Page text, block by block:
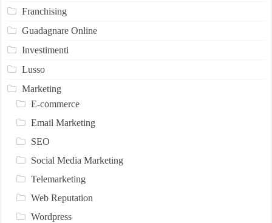
Franchising
Guadagnare Online
Investimenti
Lusso
Marketing
E-commerce
Email Marketing
SEO
Social Media Marketing
Telemarketing
Web Reputation
Wordpress